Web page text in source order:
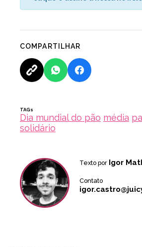
COMPARTILHAR
TAGs
Dia mundial do pão média
solidário
Texto por Igor
Contato